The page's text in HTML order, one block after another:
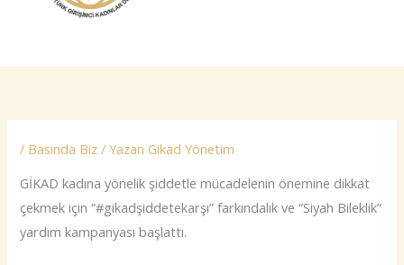
/ Basında Biz / Yazan Gikad Yönetim
GİKAD kadına yönelik şiddetle mücadelenin önemine dikkat
çekmek için “#gikadşiddetekarşı” farkındalık ve “Siyah Bileklik”
yardım kampanyası başlattı.